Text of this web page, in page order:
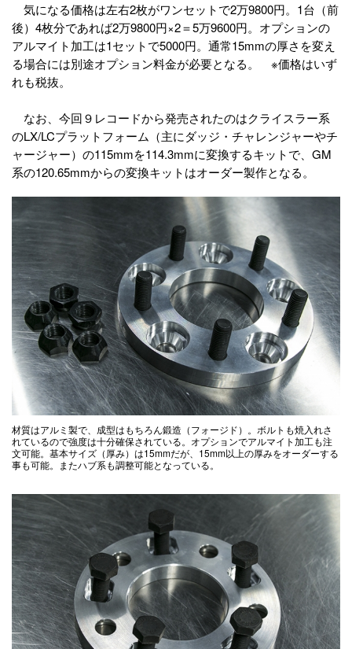
気になる価格は左右2枚がワンセットで2万9800円。1台（前
後）4枚分であれば2万9800円×2＝5万9600円。オプションの
アルマイト加工は1セットで5000円。通常15mmの厚さを変え
る場合には別途オプション料金が必要となる。 ※価格はいず
れも税抜。
なお、今回９レコードから発売されたのはクライスラー系
のLX/LCプラットフォーム（主にダッジ・チャレンジャーやチ
ャージャー）の115mmを114.3mmに変換するキットで、GM
系の120.65mmからの変換キットはオーダー製作となる。
材質はアルミ製で、成型はもちろん鍛造（フォージド）。ボルトも焼入れさ
れているので強度は十分確保されている。オプションでアルマイト加工も注
文可能。基本サイズ（厚み）は15mmだが、15mm以上の厚みをオーダーする
事も可能。またハブ系も調整可能となっている。